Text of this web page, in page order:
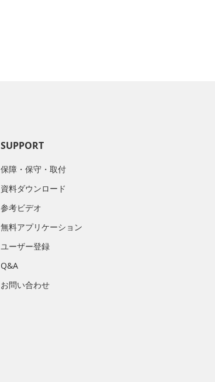
SUPPORT
保障・保守・取付
資料ダウンロード
参考ビデオ
無料アプリケーション
ユーザー登録
Q&A
お問い合わせ